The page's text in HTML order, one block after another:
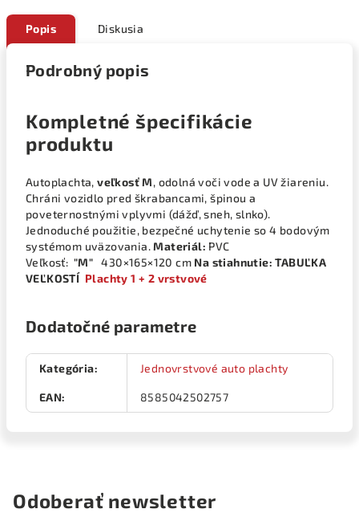
Popis Diskusia
Podrobný popis
Kompletné špecifikácie
produktu
Autoplachta,veľkosť M, odolná voči vode a UV žiareniu.
Chráni vozidlo pred škrabancami, špinou a
poveternostnými vplyvmi (dážď, sneh, slnko).
Jednoduché použitie, bezpečné uchytenie so 4 bodovým
systémom uväzovania.Materiál: PVC
Veľkosť: "M" 430×165×120 cm Na stiahnutie: TABUĽKA
VEĽKOSTÍ Plachty 1 + 2 vrstvové
Dodatočné parametre
Kategória: Jednovrstvové auto plachty
EAN: 8585042502757
Odoberať newsletter